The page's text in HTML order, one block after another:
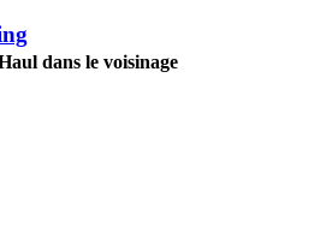
dans le voisinage